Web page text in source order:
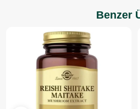
Benzer